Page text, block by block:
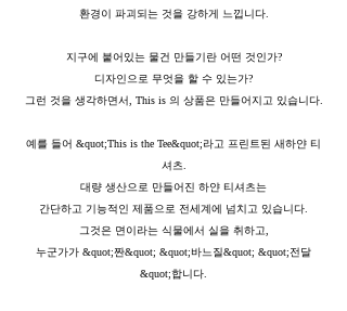
환경이 파괴되는 것을 강하게 느낍니다.
지구에 붙어있는 물건 만들기란 어떤 것인가?
디자인으로 무엇을 할 수 있는가?
그런 것을 생각하면서, This is 의 상품은 만들어지고 있습니다.
예를 들어 &quot;This is the Tee&quot;라고 프린트된 새하얀 티
셔츠.
대량 생산으로 만들어진 하얀 티셔츠는
간단하고 기능적인 제품으로 전세계에 넘치고 있습니다.
그것은 면이라는 식물에서 실을 취하고,
누군가가 &quot;짠&quot; &quot;바느질&quot; &quot;전달
&quot;합니다.